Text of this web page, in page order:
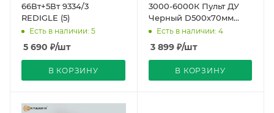
66Вт+5Вт 9334/3
REDIGLE (5)
Есть в наличии: 5
5 690 ₽/шт
В КОРЗИНУ
3000-6000К Пульт ДУ
Черный D500х70мм
CL71407/500 REDIGLE (5)
Есть в наличии: 4
3 899₽/шт
В КОРЗИНУ